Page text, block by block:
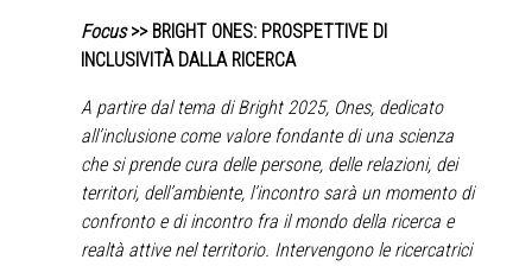
Focus>> BRIGHT ONES: PROSPETTIVE DI
INCLUSIVITÀ DALLA RICERCA
A partire dal tema di Bright 2025, Ones, dedicato
all’inclusione come valore fondante di una scienza
che si prende cura delle persone, delle relazioni, dei
territori, dell’ambiente, l’incontro sarà un momento di
confronto e di incontro fra il mondo della ricerca e
realtà attive nel territorio. Intervengono le ricercatrici